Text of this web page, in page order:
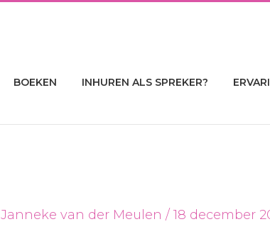
BOEKEN INHUREN ALS SPREKER?
Janneke van der Meulen / 18 december